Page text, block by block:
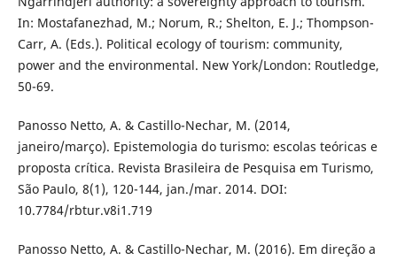
In: Mostafanezhad, M.; Norum, R.; Shelton, E. J.; Thompson-
Carr, A. (Eds.). Political ecology of tourism: community,
power and the environmental. New York/London: Routledge,
50-69.
Panosso Netto, A. & Castillo-Nechar, M. (2014,
janeiro/março). Epistemologia do turismo: escolas teóricas e
proposta crítica. Revista Brasileira de Pesquisa em Turismo,
São Paulo, 8(1), 120-144, jan./mar. 2014. DOI:
10.7784/rbtur.v8i1.719
Panosso Netto, A. & Castillo-Nechar, M. (2016). Em direção a